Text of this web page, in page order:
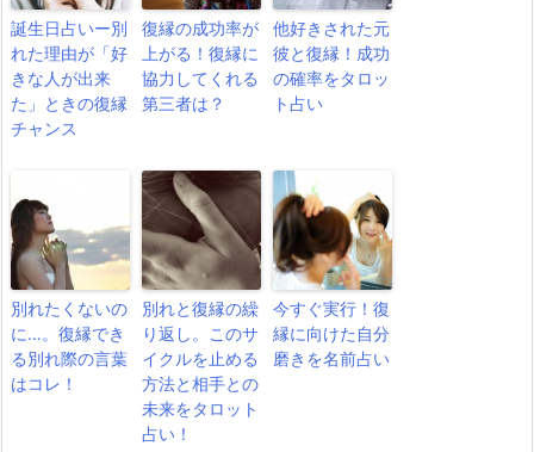
誕生日占いー別
れた理由が「好
きな人が出来
た」ときの復縁
チャンス
復縁の成功率が
上がる！復縁に
協力してくれる
第三者は？
他好きされた元
彼と復縁！成功
の確率をタロッ
ト占い
別れたくないの
に…。復縁でき
る別れ際の言葉
はコレ！
別れと復縁の繰
り返し。このサ
イクルを止める
方法と相手との
未来をタロット
占い！
今すぐ実行！復
縁に向けた自分
磨きを名前占い